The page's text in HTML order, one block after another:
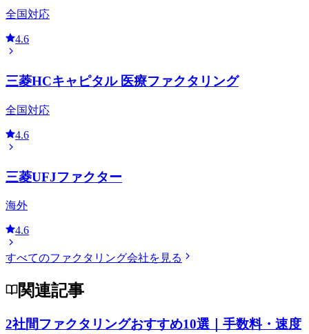
全国対応
4.6
三菱HCキャピタル 医療ファクタリング
全国対応
4.6
三菱UFJファクター
海外
4.6
すべてのファクタリング会社を見る
関連記事
2社間ファクタリングおすすめ10選｜手数料・速度